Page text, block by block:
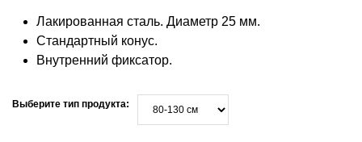
Лакированная сталь. Диаметр 25 мм.
Стандартный конус.
Внутренний фиксатор.
Выберите тип продукта: